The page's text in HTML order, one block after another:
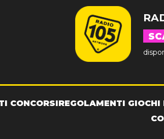
CONCORSIREGOLAMENTI GIOCHI